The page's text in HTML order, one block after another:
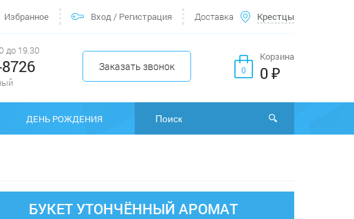
Избранное Вход/ Регистрация Доставка Крестцы
до 19.30
Заказать звонок 0
Корзина
0 ₽
ДЕНЬ РОЖДЕНИЯ
БУКЕТ УТОНЧЁННЫЙ АРОМАТ